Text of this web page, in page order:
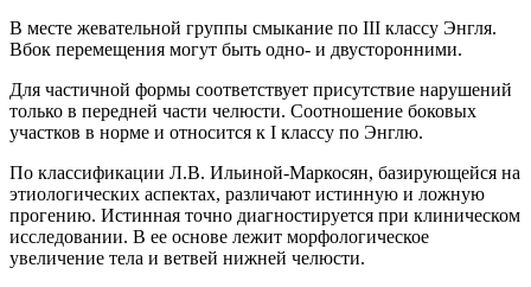
В месте жевательной группы смыкание по III классу Энгля.
Вбок перемещения могут быть одно- и двусторонними.
Для частичной формы соответствует присутствие нарушений
только в передней части челюсти. Соотношение боковых
участков в норме и относится к I классу по Энглю.
По классификации Л.В. Ильиной-Маркосян, базирующейся на
этиологических аспектах, различают истинную и ложную
прогению. Истинная точно диагностируется при клиническом
исследовании. В ее основе лежит морфологическое
увеличение тела и ветвей нижней челюсти.